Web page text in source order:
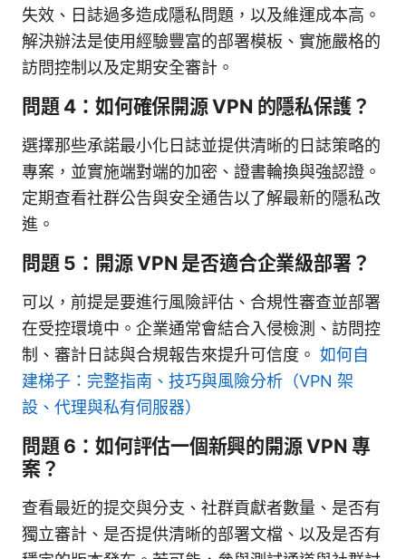
失效、日誌過多造成隱私問題，以及維運成本高。
解決辦法是使用經驗豐富的部署模板、實施嚴格的
訪問控制以及定期安全審計。
問題 4：如何確保開源 VPN 的隱私保護？
選擇那些承諾最小化日誌並提供清晰的日誌策略的
專案，並實施端對端的加密、證書輪換與強認證。
定期查看社群公告與安全通告以了解最新的隱私改
進。
問題 5：開源 VPN 是否適合企業級部署？
可以，前提是要進行風險評估、合規性審查並部署
在受控環境中。企業通常會結合入侵檢測、訪問控
制、審計日誌與合規報告來提升可信度。 如何自
建梯子：完整指南、技巧與風險分析（VPN 架
設、代理與私有伺服器）
問題 6：如何評估一個新興的開源 VPN 專
案？
查看最近的提交與分支、社群貢獻者數量、是否有
獨立審計、是否提供清晰的部署文檔、以及是否有